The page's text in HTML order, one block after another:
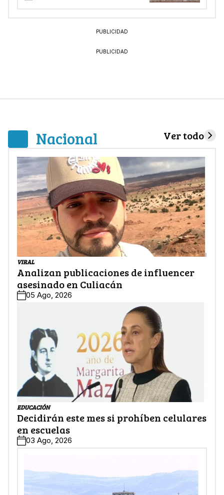
PUBLICIDAD
PUBLICIDAD
Nacional Ver todo
VIRAL
Analizan publicaciones de influencer
asesinado en Culiacán
05 Ago, 2026
EDUCACIÓN
Decidirán este mes si prohíben celulares
en escuelas
03 Ago, 2026